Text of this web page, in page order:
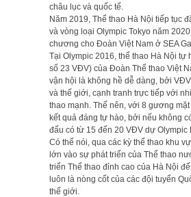
châu lục và quốc tế.
Năm 2019, Thể thao Hà Nội tiếp tục
và vòng loại Olympic Tokyo năm
chương cho Đoàn Việt Nam ở SEA
Tại Olympic 2016, thể thao Hà Nội
số 23 VĐV) của Đoàn Thể thao Việt
vận hội là không hề dễ dàng, bởi
và thế giới, cạnh tranh trực tiếp với
thao mạnh. Thế nên, với 8 gương
kết quả đáng tự hào, bởi nếu không
đấu có từ 15 đến 20 VĐV dự Olympic
Có thể nói, qua các kỳ thể thao khu
lớn vào sự phát triển của Thể thao
triển Thể thao đỉnh cao của Hà Nội
luôn là nòng cốt của các đội tuyển
thế giới.